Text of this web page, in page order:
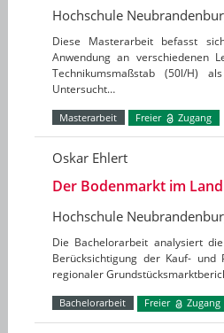
Hochschule
Diese Masterarbeit befasst
Anwendung an verschiedenen
Technikumsmaßstab (50l/H)
Untersucht…
Masterarbeit Freier Zugang
Oskar Ehlert
Der Bodenmarkt im
Hochschule
Die Bachelorarbeit analysiert
Berücksichtigung der Kauf- und
regionaler
Bachelorarbeit Freier Zugang